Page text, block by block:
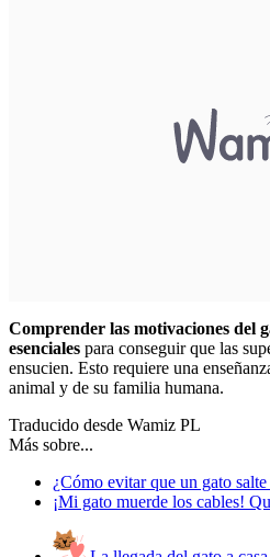
Comprender las motivaciones del
esenciales para conseguir que las
ensucien. Esto requiere una
animal y de su familia humana.
Traducido desde Wamiz PL
Más sobre...
¿Cómo evitar que un gato
¡Mi gato muerde los cables!